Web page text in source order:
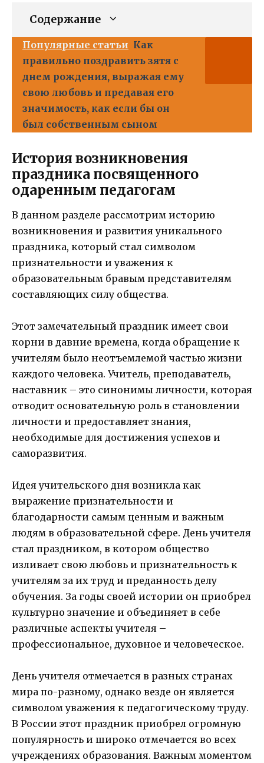
Содержание
Популярные статьи Как
правильно поздравить зятя с
днем рождения, выражая ему
свою любовь и предавая его
значимость, как если бы он
был собственным сыном
История возникновения
праздника посвященного
одаренным педагогам
В данном разделе рассмотрим историю
возникновения и развития уникального
праздника, который стал символом
признательности и уважения к
образовательным бравым представителям
составляющих силу общества.
Этот замечательный праздник имеет свои
корни в давние времена, когда обращение к
учителям было неотъемлемой частью жизни
каждого человека. Учитель, преподаватель,
наставник – это синонимы личности, которая
отводит основательную роль в становлении
личности и предоставляет знания,
необходимые для достижения успехов и
саморазвития.
Идея учительского дня возникла как
выражение признательности и
благодарности самым ценным и важным
людям в образовательной сфере. День учителя
стал праздником, в котором общество
изливает свою любовь и признательность к
учителям за их труд и преданность делу
обучения. За годы своей истории он приобрел
культурно значение и объединяет в себе
различные аспекты учителя –
профессиональное, духовное и человеческое.
День учителя отмечается в разных странах
мира по-разному, однако везде он является
символом уважения к педагогическому труду.
В России этот праздник приобрел огромную
популярность и широко отмечается во всех
учреждениях образования. Важным моментом